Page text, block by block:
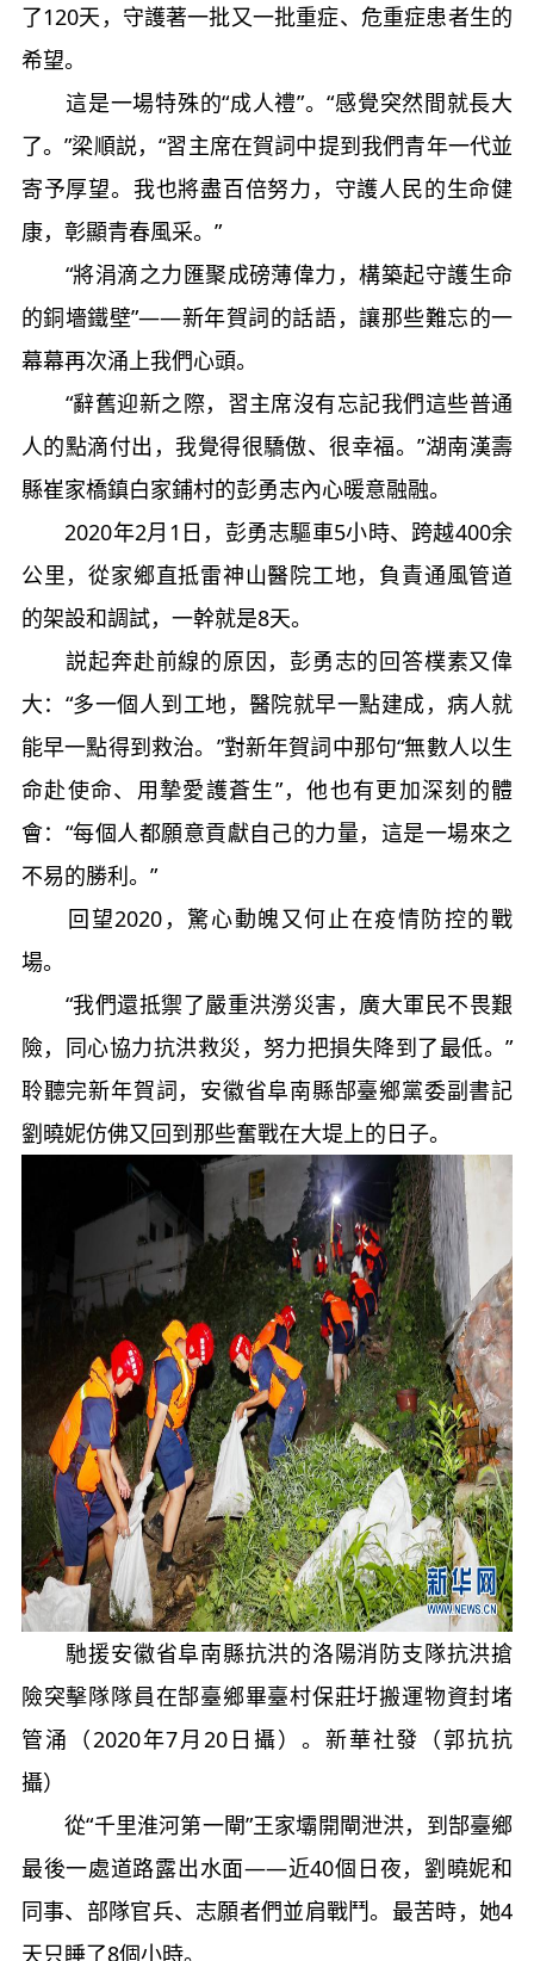
了120天，守護著一批又一批重症、危重症患者生的
希望。
這是一場特殊的“成人禮”。“感覺突然間就長大
了。”梁順説，“習主席在賀詞中提到我們青年一代並
寄予厚望。我也將盡百倍努力，守護人民的生命健
康，彰顯青春風采。”
“將涓滴之力匯聚成磅薄偉力，構築起守護生命
的銅墻鐵壁”——新年賀詞的話語，讓那些難忘的一
幕幕再次涌上我們心頭。
“辭舊迎新之際，習主席沒有忘記我們這些普通
人的點滴付出，我覺得很驕傲、很幸福。”湖南漢壽
縣崔家橋鎮白家鋪村的彭勇志內心暖意融融。
2020年2月1日，彭勇志驅車5小時、跨越400余
公里，從家鄉直抵雷神山醫院工地，負責通風管道
的架設和調試，一幹就是8天。
説起奔赴前線的原因，彭勇志的回答樸素又偉
大：“多一個人到工地，醫院就早一點建成，病人就
能早一點得到救治。”對新年賀詞中那句“無數人以生
命赴使命、用摯愛護蒼生”，他也有更加深刻的體
會：“每個人都願意貢獻自己的力量，這是一場來之
不易的勝利。”
回望2020，驚心動魄又何止在疫情防控的戰
場。
“我們還抵禦了嚴重洪澇災害，廣大軍民不畏艱
險，同心協力抗洪救災，努力把損失降到了最低。”
聆聽完新年賀詞，安徽省阜南縣郜臺鄉黨委副書記
劉曉妮仿佛又回到那些奮戰在大堤上的日子。
馳援安徽省阜南縣抗洪的洛陽消防支隊抗洪搶
險突擊隊隊員在郜臺鄉畢臺村保莊圩搬運物資封堵
管涌（2020年7月20日攝）。新華社發（郭抗抗
攝）
從“千里淮河第一閘”王家壩開閘泄洪，到郜臺鄉
最後一處道路露出水面——近40個日夜，劉曉妮和
同事、部隊官兵、志願者們並肩戰鬥。最苦時，她4
天只睡了8個小時。